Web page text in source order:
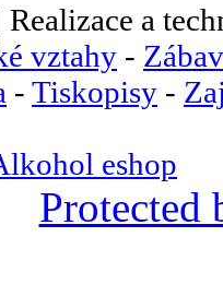
Realizace a
vztahy -
- Tiskopisy -
eshop
Protected